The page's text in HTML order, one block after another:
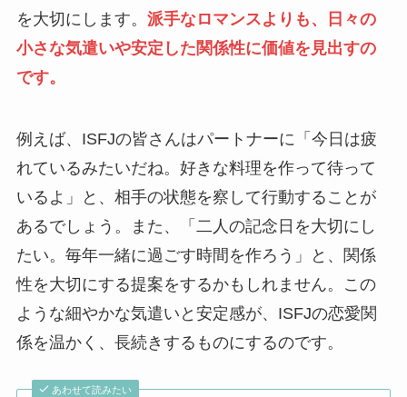
を大切にします。 派手なロマンスよりも、日々の
小さな気遣いや安定した関係性に価値を見出すの
です。
例えば、ISFJの皆さんはパートナーに「今日は疲
れているみたいだね。好きな料理を作って待って
いるよ」と、相手の状態を察して行動することが
あるでしょう。また、「二人の記念日を大切にし
たい。毎年一緒に過ごす時間を作ろう」と、関係
性を大切にする提案をするかもしれません。この
ような細やかな気遣いと安定感が、ISFJの恋愛関
係を温かく、長続きするものにするのです。
あわせて読みたい